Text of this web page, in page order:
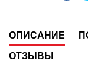
ОПИСАНИЕ
ОТЗЫВЫ